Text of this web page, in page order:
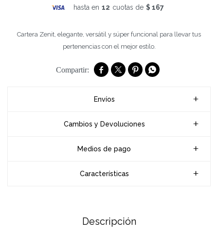
hasta en 12 cuotas de $ 167
Cartera Zenit, elegante, versátil y súper funcional para llevar tus
pertenencias con el mejor estilo.
   
Envíos
Cambios y Devoluciones
Medios de pago
Características
Descripción